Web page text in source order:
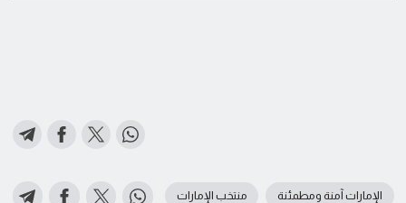
الإمارات آمنة ومطمئنة منتخب الإمارات